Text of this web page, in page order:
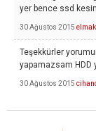
yer bence ssd
30 Ağustos 2015
Teşekkürler
yapamazsam HDD
30 Ağustos 2015